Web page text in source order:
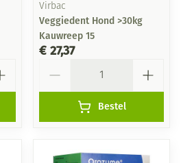
Virbac
Veggiedent Hond >30kg
Kauwreep 15
€ 27,37
Bestel